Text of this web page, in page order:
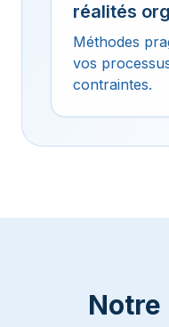
réalités
Méthodes
vos
contraintes.